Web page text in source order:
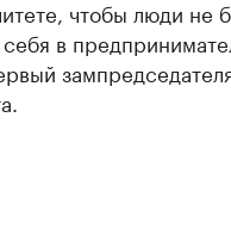
чтобы люди не
себя в